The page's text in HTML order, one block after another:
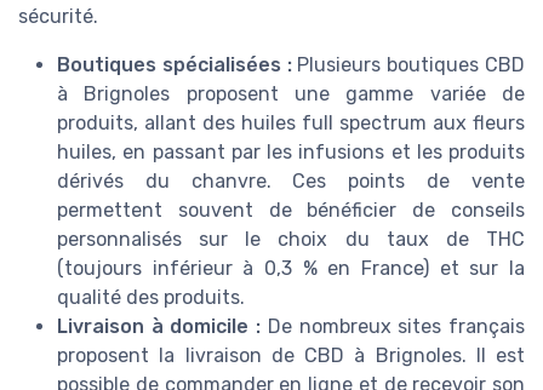
sécurité.
Boutiques spécialisées :Plusieurs boutiques CBD
à Brignoles proposent une gamme variée de
produits, allant des huiles full spectrum aux fleurs
huiles, en passant par les infusions et les produits
dérivés du chanvre. Ces points de vente
permettent souvent de bénéficier de conseils
personnalisés sur le choix du taux de THC
(toujours inférieur à 0,3 % en France) et sur la
qualité des produits.
Livraison à domicile : De nombreux sites français
proposent la livraison de CBD à Brignoles. Il est
possible de commander en ligne et de recevoir son